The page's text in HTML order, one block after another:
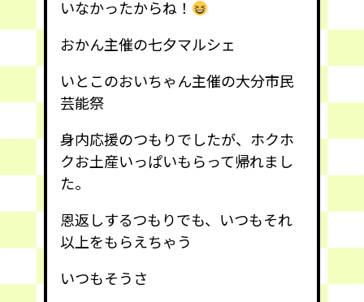
いなかったからね！
おかん主催の七夕マルシェ
いとこのおいちゃん主催の大分市民
芸能祭
身内応援のつもりでしたが、ホクホ
クお土産いっぱいもらって帰れまし
た。
恩返しするつもりでも、いつもそれ
以上をもらえちゃう
いつもそうさ